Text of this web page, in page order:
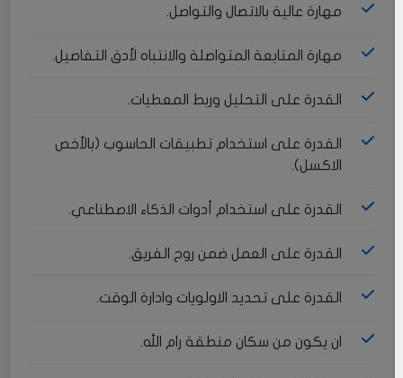
مهارة عالية بالاتصال والتواصل.
مهارة المتابعة المتواصلة والانتباه لأدق التفاصيل.
القدرة على التحليل وربط المعطيات.
القدرة على استخدام تطبيقات الحاسوب (بالأخص
الاكسل).
القدرة على استخدام أدوات الذكاء الاصطناعي.
القدرة على العمل ضمن روح الفريق.
القدرة على تحديد الاولويات وادارة الوقت.
ان يكون من سكان منطقة رام الله.